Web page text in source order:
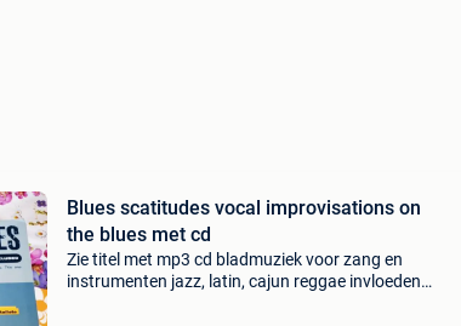
Blues scatitudes vocal improvisations on
the blues met cd
Zie titel met mp3 cd bladmuziek voor zang en
instrumenten jazz, latin, cajun reggae invloeden